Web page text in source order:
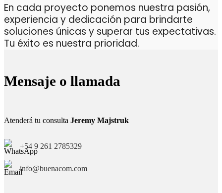
En cada proyecto ponemos nuestra pasión,
experiencia y dedicación para brindarte
soluciones únicas y superar tus expectativas.
Tu éxito es nuestra prioridad.
Mensaje o llamada
Atenderá tu consulta Jeremy Majstruk
+54 9 261 2785329
info@buenacom.com